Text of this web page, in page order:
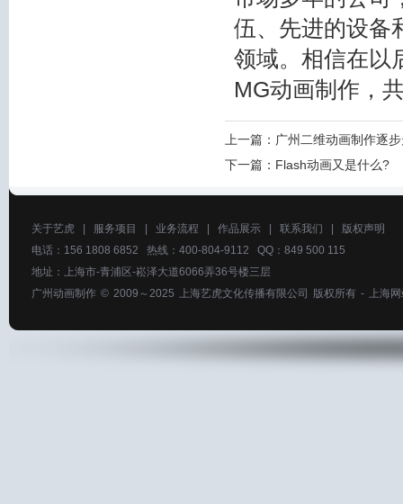
伍、先进的设备
领域。相信在以
MG动画制作，
上一篇： 广州二维动画制作逐
下一篇： Flash动画又是什么?
关于艺虎 服务项目 业务流程 作品展示 联系我们
版权声明
电话：156 1808 6852 热线：400-804-9112 QQ：849 500 115
地址：上海市-青浦区-崧泽大道6066弄36号楼三层
广州动画制作 © 2009～2025 上海艺虎文化传播有限公司 版权所有 - 上海